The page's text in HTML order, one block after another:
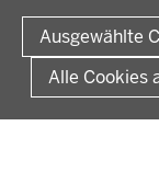
Ausgewählte
Alle Cookies
Fußzeile
Impressum
Kurzlink zu dieser